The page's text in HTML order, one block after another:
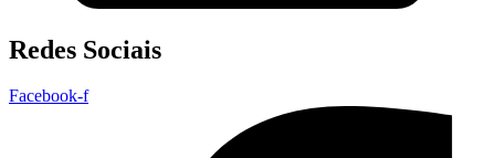
Redes Sociais
Facebook-f